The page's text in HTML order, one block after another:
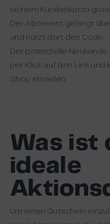
seinem Kundenkonto
Der Abonnent gelangt
und nutzt dort den Code.
Der potenzielle
per Klick auf den Link und
Shop erstellen.
Was ist
ideale
Um einen Gutschein